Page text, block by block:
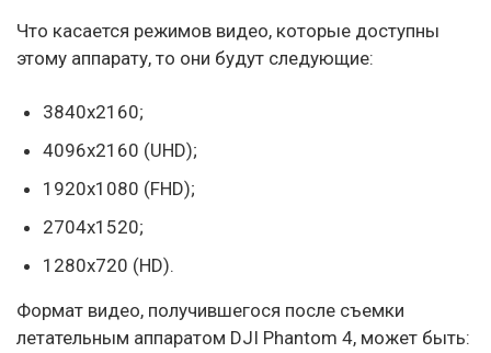
Что касается режимов видео, которые доступны
этому аппарату, то они будут следующие:
3840х2160;
4096х2160 (UHD);
1920х1080 (FHD);
2704х1520;
1280х720 (HD).
Формат видео, получившегося после съемки
летательным аппаратом DJI Phantom 4, может быть: